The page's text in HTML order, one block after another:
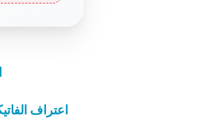
اعتراف